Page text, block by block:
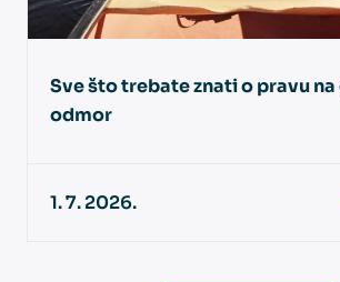
Sve što trebate znati o pravu
odmor
1. 7. 2026.